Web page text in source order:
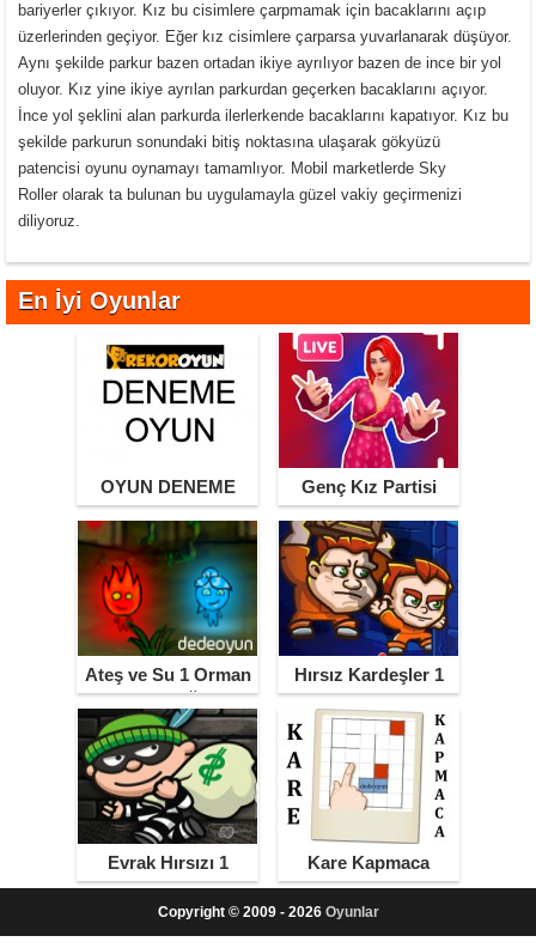
bariyerler çıkıyor. Kız bu cisimlere çarpmamak için bacaklarını açıp
üzerlerinden geçiyor. Eğer kız cisimlere çarparsa yuvarlanarak düşüyor.
Aynı şekilde parkur bazen ortadan ikiye ayrılıyor bazen de ince bir yol
oluyor. Kız yine ikiye ayrılan parkurdan geçerken bacaklarını açıyor.
İnce yol şeklini alan parkurda ilerlerkende bacaklarını kapatıyor. Kız bu
şekilde parkurun sonundaki bitiş noktasına ulaşarak gökyüzü
patencisi oyunu oynamayı tamamlıyor. Mobil marketlerde Sky
Roller olarak ta bulunan bu uygulamayla güzel vakiy geçirmenizi
diliyoruz.
En İyi Oyunlar
OYUN DENEME Genç Kız Partisi
Ateş ve Su 1 Orman
Tapınağı
Hırsız Kardeşler 1
Evrak Hırsızı 1 Kare Kapmaca
Copyright © 2009 - 2026 Oyunlar